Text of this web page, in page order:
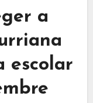
a
escolar